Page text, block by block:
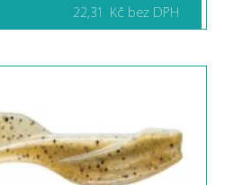
22,31 Kč bez DPH